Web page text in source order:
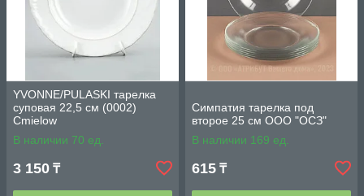
YVONNE/PULASKI тарелка
суповая 22,5 см (0002)
Cmielow
В наличии 70 ед.
3 150 ₸
Симпатия тарелка под
второе 25 см ООО "ОСЗ"
В наличии 169 ед.
615 ₸